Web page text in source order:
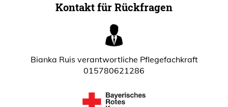
Kontakt für Rückfragen
Bianka Ruis verantwortliche Pflegefachkraft
015780621286